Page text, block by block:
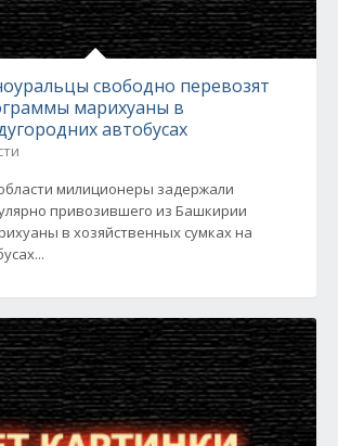
свободно перевозят
марихуаны в
автобусах
милиционеры задержали
привозившего из Башкирии
в хозяйственных сумках на